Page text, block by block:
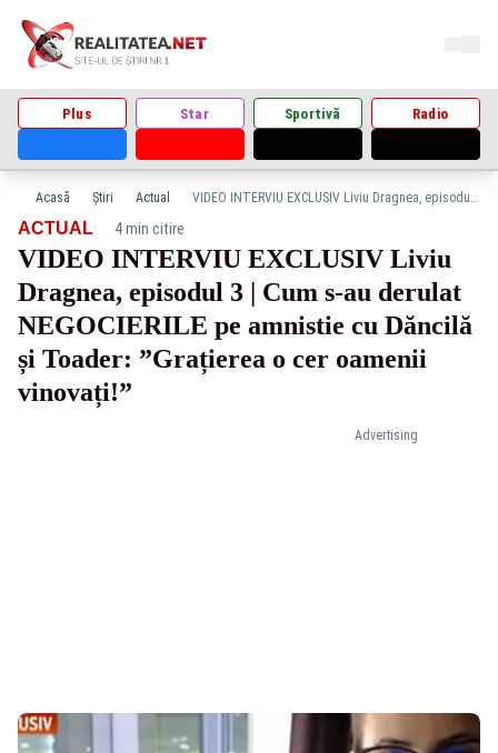
Plus Star Sportivă Radio
Acasă Știri Actual VIDEO INTERVIU EXCLUSIV Liviu Dragnea, episodul 3 | Cum s-au derulat NEGOCIERILE pe amnistie cu Dăncilă și Toader: ”Grațierea o cer oamenii vinovați!”
Advertising
ACTUAL· 4 min citire
VIDEO INTERVIU EXCLUSIV Liviu
Dragnea, episodul 3 | Cum s-au derulat
NEGOCIERILE pe amnistie cu Dăncilă
și Toader: ”Grațierea o cer oamenii
vinovați!”